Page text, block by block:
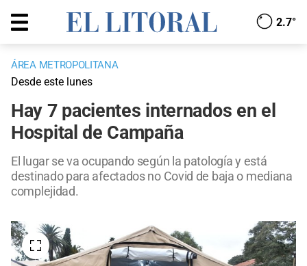
2.7°
ÁREA METROPOLITANA
Desde este lunes
Hay 7 pacientes internados en el
Hospital de Campaña
El lugar se va ocupando según la patología y está
destinado para afectados no Covid de baja o mediana
complejidad.